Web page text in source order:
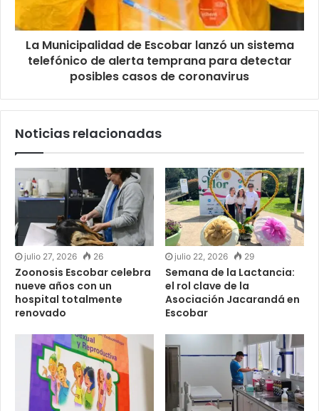
La Municipalidad de Escobar lanzó un sistema
telefónico de alerta temprana para detectar
posibles casos de coronavirus
Noticias relacionadas
julio 27, 2026 26
Zoonosis Escobar celebra
nueve años con un
hospital totalmente
renovado
julio 22, 2026 29
Semana de la Lactancia:
el rol clave de la
Asociación Jacarandá en
Escobar